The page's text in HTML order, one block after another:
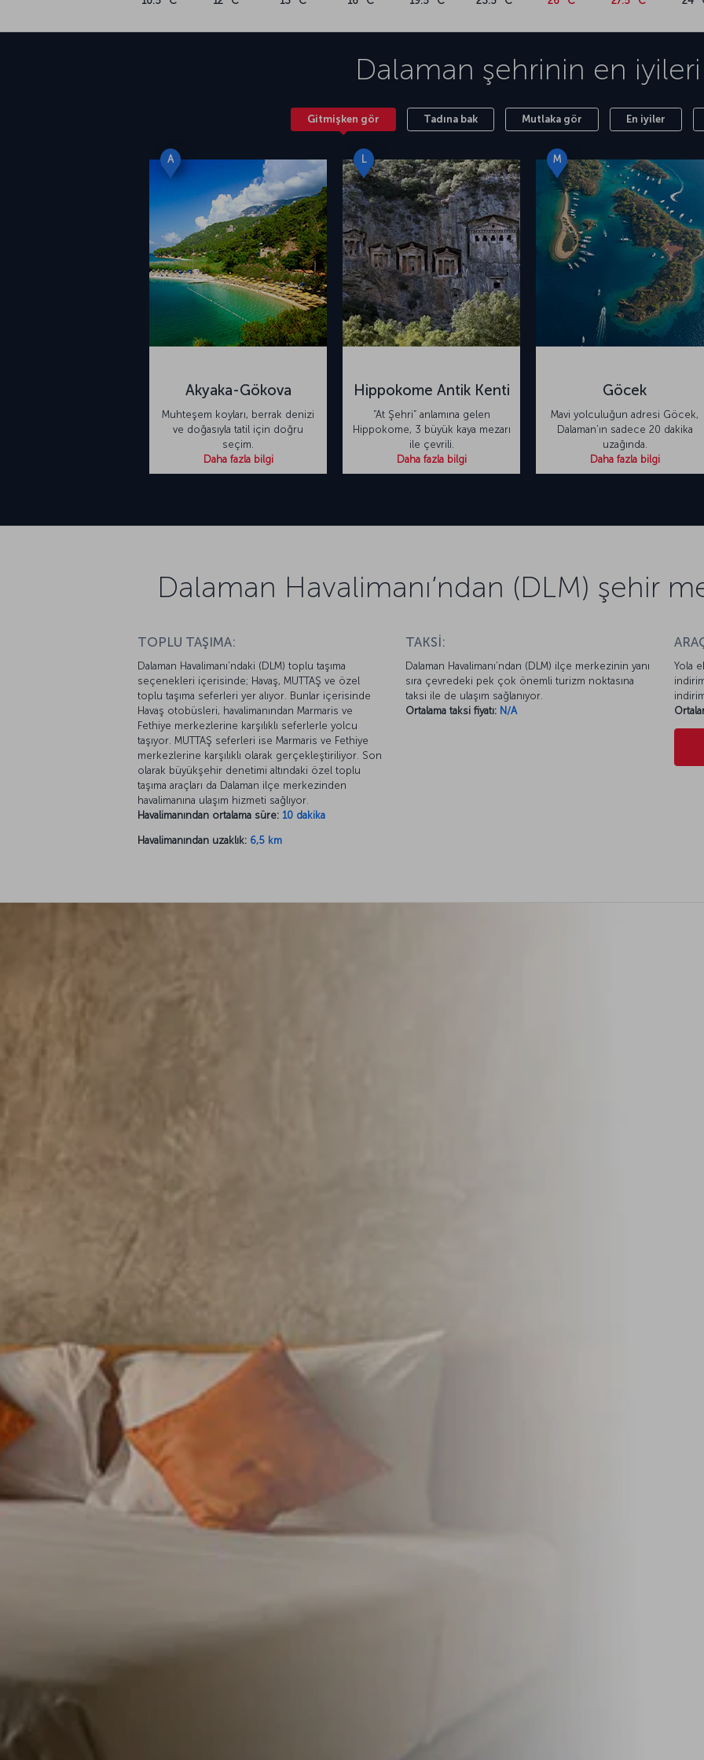
sayede ziyaretçiler yalnız Dalaman’ı keşfetmekle kalmıyor; Datça Yarımadası’nı, Göcek’i,
uçak bileti fiyatları ve Dalaman uçuşu için ihtiyacınız olan tüm detaylara, içinde bulunduğunuz
sayfamızdan ulaşabilirsiniz.
Dalaman Havalimanı (DLM)
1981 yılında hizmete giren Dalaman Havalimanı (DLM), ilçe merkezinin yaklaşık 6,5 km
Dalaman merkez bölgesine ulaşmak mümkün. Bunun yanı sıra havalimanı; Göcek’e 18 km,
Fethiye’ye 45 km ve Marmaris’e 95 km ortalama uzaklıkta. Ünlü Türk Rivierası'nda bulunan
havalimanı, turistik yerlere yakınlığı nedeniyle de Türkiye’nin en yoğun havalimanlarından biri.
2018 yılında ikinci terminal binasını açan Dalaman Havalimanı (DLM), güncel olarak toplam 17
buçuk milyon yolcu kapasitesine sahip. Ek olarak Terminal 1 ve Terminal 2 otoparkı olmak
üzere toplam 72.972 metrekare alana sahip havalimanı otoparkı da 7 gün 24 saat hizmet
veriyor.
Dalaman şehrinin en iyileri
Gitmişken gör Tadına bak Mutlaka gör En iyiler
A
Akyaka-Gökova
Muhteşem koyları, berrak denizi
ve doğasıyla tatil için doğru
seçim.
Daha fazla bilgi
L
Hippokome Antik Kenti
“At Şehri” anlamına gelen
Hippokome, 3 büyük kaya mezarı
ile çevrili.
Daha fazla bilgi
M
Göcek
Mavi yolculuğun adresi Göcek,
Dalaman’ın sadece 20 dakika
uzağında.
Daha fazla bilgi
Dalaman Havalimanı’ndan (DLM) şehir
TOPLU TAŞIMA:
Dalaman Havalimanı’ndaki (DLM) toplu taşıma
seçenekleri içerisinde; Havaş, MUTTAŞ ve özel
toplu taşıma seferleri yer alıyor. Bunlar içerisinde
Havaş otobüsleri, havalimanından Marmaris ve
Fethiye merkezlerine karşılıklı seferlerle yolcu
taşıyor. MUTTAŞ seferleri ise Marmaris ve Fethiye
merkezlerine karşılıklı olarak gerçekleştiriliyor. Son
olarak büyükşehir denetimi altındaki özel toplu
taşıma araçları da Dalaman ilçe merkezinden
havalimanına ulaşım hizmeti sağlıyor.
Havalimanından ortalama süre: 10 dakika
Havalimanından uzaklık: 6,5 km
TAKSİ:
Dalaman Havalimanı’ndan (DLM) ilçe merkezinin yanı
sıra çevredeki pek çok önemli turizm noktasına
taksi ile de ulaşım sağlanıyor.
Ortalama taksi fiyatı: N/A
Yola